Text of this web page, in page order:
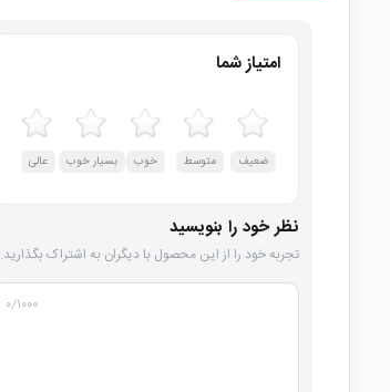
امتیاز شما
ضعیف متوسط خوب بسیار خوب عالی
نظر خود را بنویسید
تجربه خود را از این محصول با دیگران به اشتراک بگذارید.
۰/۱۰۰۰